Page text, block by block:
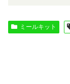
ミールキット